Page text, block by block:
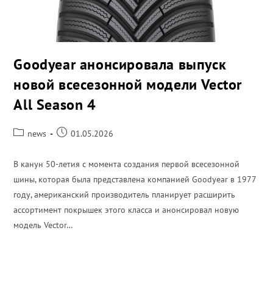
Goodyear анонсировала выпуск
новой всесезонной модели Vector
All Season 4
news 01.05.2026
В канун 50-летия с момента создания первой всесезонной
шины, которая была представлена компанией Goodyear в 1977
году, американский производитель планирует расширить
ассортимент покрышек этого класса и анонсировал новую
модель Vector…